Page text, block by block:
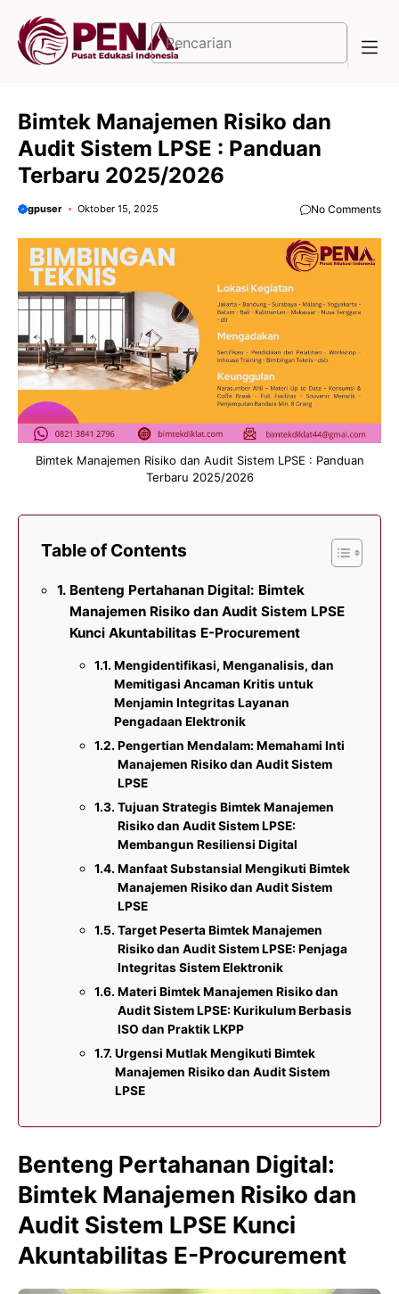
Cari
Bimtek Manajemen Risiko dan
Audit Sistem LPSE : Panduan
Terbaru 2025/2026
gpuser Oktober 15, 2025 No Comments
Bimtek Manajemen Risiko dan Audit Sistem LPSE : Panduan
Terbaru 2025/2026
Table of Contents
Benteng Pertahanan Digital: Bimtek
Manajemen Risiko dan Audit Sistem LPSE
Kunci Akuntabilitas E-Procurement
Mengidentifikasi, Menganalisis, dan
Memitigasi Ancaman Kritis untuk
Menjamin Integritas Layanan
Pengadaan Elektronik
Pengertian Mendalam: Memahami Inti
Manajemen Risiko dan Audit Sistem
LPSE
Tujuan Strategis Bimtek Manajemen
Risiko dan Audit Sistem LPSE:
Membangun Resiliensi Digital
Manfaat Substansial Mengikuti Bimtek
Manajemen Risiko dan Audit Sistem
LPSE
Target Peserta Bimtek Manajemen
Risiko dan Audit Sistem LPSE: Penjaga
Integritas Sistem Elektronik
Materi Bimtek Manajemen Risiko dan
Audit Sistem LPSE: Kurikulum Berbasis
ISO dan Praktik LKPP
Urgensi Mutlak Mengikuti Bimtek
Manajemen Risiko dan Audit Sistem
LPSE
Benteng Pertahanan Digital:
Bimtek Manajemen Risiko dan
Audit Sistem LPSE Kunci
Akuntabilitas E-Procurement